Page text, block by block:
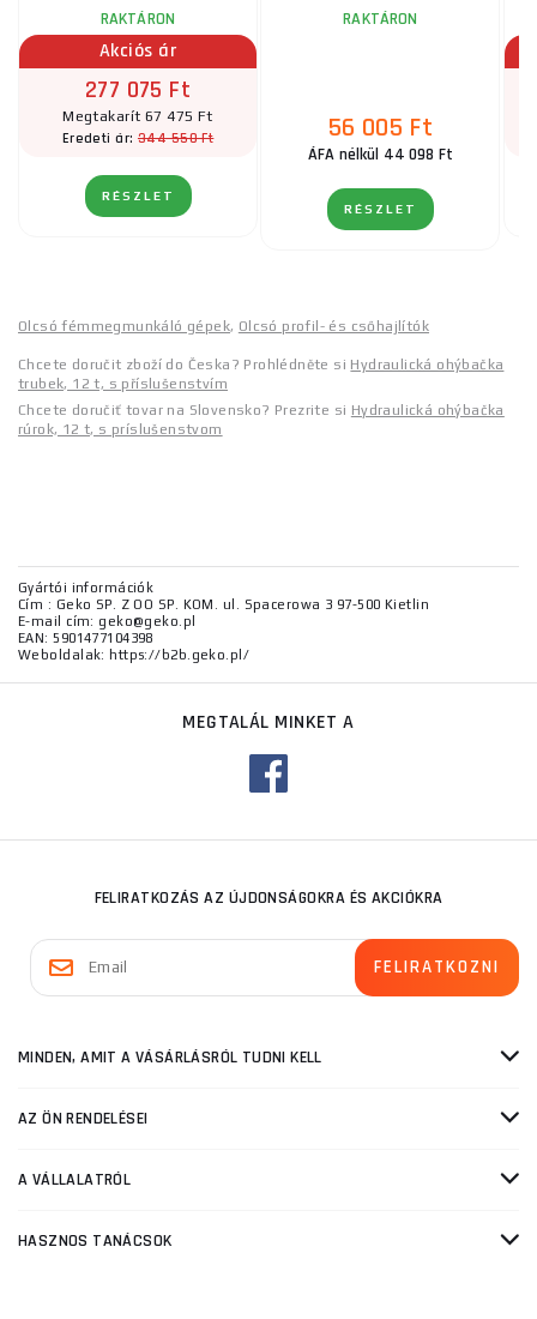
RAKTÁRON
Akciós ár
277 075 Ft
Megtakarít 67 475 Ft
Eredeti ár: 344 550 Ft
RÉSZLET
RAKTÁRON
56 005 Ft
ÁFA nélkül 44 098 Ft
RÉSZLET
Olcsó fémmegmunkáló gépek, Olcsó profil- és csőhajlítók
Chcete doručit zboží do Česka? Prohlédněte si Hydraulická ohýbačka
trubek, 12 t, s příslušenstvím
Chcete doručiť tovar na Slovensko? Prezrite si Hydraulická ohýbačka
rúrok, 12 t, s príslušenstvom
Gyártói információk
Cím : Geko SP. Z OO SP. KOM. ul. Spacerowa 3 97-500 Kietlin
E-mail cím: geko@geko.pl
EAN: 5901477104398
Weboldalak: https://b2b.geko.pl/
MEGTALÁL MINKET A
FELIRATKOZÁS AZ ÚJDONSÁGOKRA ÉS AKCIÓKRA
MINDEN, AMIT A VÁSÁRLÁSRÓL TUDNI KELL
AZ ÖN RENDELÉSEI
A VÁLLALATRÓL
HASZNOS TANÁCSOK